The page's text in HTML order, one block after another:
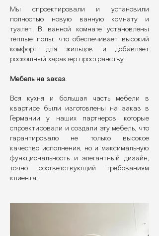
Мы спроектировали и установили
полностью новую ванную комнату и
туалет. В ванной комнате установлены
тёплые полы, что обеспечивает высокий
комфорт для жильцов и добавляет
роскошный характер пространству.
Мебель на заказ
Вся кухня и большая часть мебели в
квартире были изготовлены на заказ в
Германии у наших партнеров, которые
спроектировали и создали эту мебель, что
гарантировало не только высокое
качество исполнения, но и максимальную
функциональность и элегантный дизайн,
точно соответствующий требованиям
клиента.